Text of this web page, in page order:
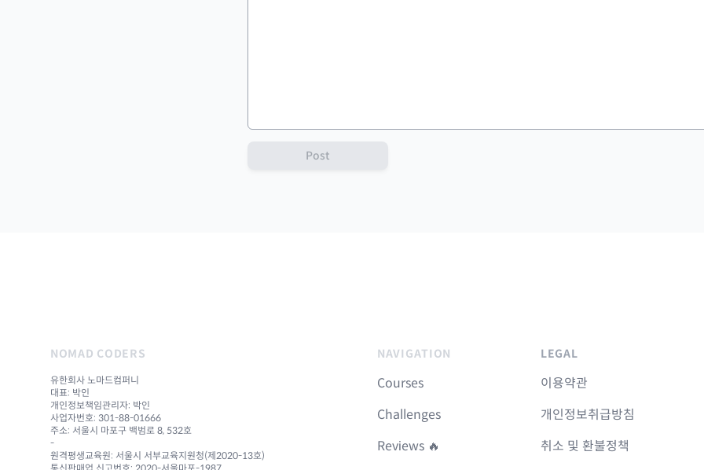
Post
NOMAD CODERS
유한회사 노마드컴퍼니
대표: 박인
개인정보책임관리자: 박인
사업자번호: 301-88-01666
주소: 서울시 마포구 백범로 8, 532호
-
원격평생교육원: 서울시 서부교육지원청(제2020-13호)
NAVIGATION
Courses
Challenges
Reviews 🔥
LEGAL
이용약관
개인정보취급방침
취소 및 환불정책